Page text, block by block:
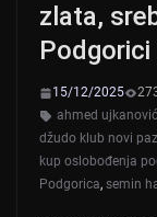
zlata,
Podgorici
15/12/2025
ahmed ujkanović
džudo klub novi
kup oslobođenja
Podgorica, semin